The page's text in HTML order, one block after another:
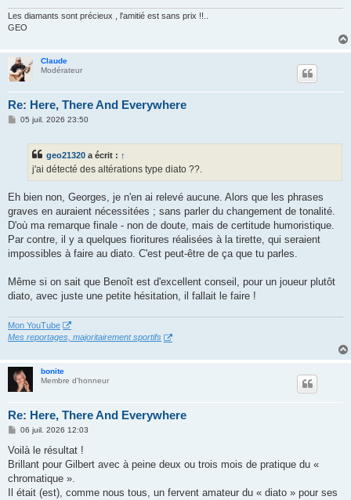
Les diamants sont précieux , l'amitié est sans prix !!..
GEO
Claude
Modérateur
Re: Here, There And Everywhere
M05 juil. 2026 23:50
geo21320 a écrit : ↑
j'ai détecté des altérations type diato ??.
Eh bien non, Georges, je n'en ai relevé aucune. Alors que les phrases
graves en auraient nécessitées ; sans parler du changement de tonalité.
D'où ma remarque finale - non de doute, mais de certitude humoristique.
Par contre, il y a quelques fioritures réalisées à la tirette, qui seraient
impossibles à faire au diato. C'est peut-être de ça que tu parles.
Même si on sait que Benoît est d'excellent conseil, pour un joueur plutôt
diato, avec juste une petite hésitation, il fallait le faire !
Mon YouTube
Mes reportages, majoritairement sportifs
bonite
Membre d'honneur
Re: Here, There And Everywhere
M
s
a
g
06 juil. 2026 12:03
Voilà le résultat !
Brillant pour Gilbert avec à peine deux ou trois mois de pratique du «
chromatique ».
Il était (est), comme nous tous, un fervent amateur du « diato » pour ses